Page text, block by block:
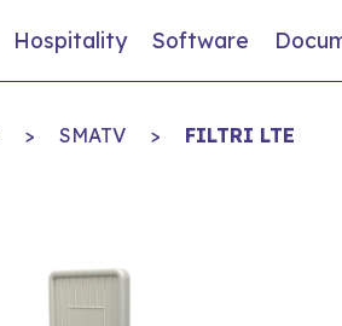
Hospitality Software
> SMATV > FILTRI LTE